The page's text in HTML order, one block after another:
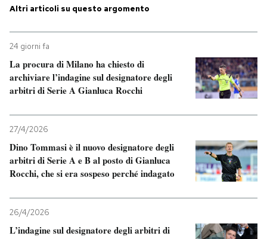
Economia
PODCAST
NEWSLETTER
I MIEI PREFERITI
SHOP
CALENDARIO
Altri articoli su questo argomento
24 giorni fa
La procura di Milano ha chiesto di
archiviare l’indagine sul designatore degli
arbitri di Serie A Gianluca Rocchi
27/4/2026
Dino Tommasi è il nuovo designatore degli
arbitri di Serie A e B al posto di Gianluca
Rocchi, che si era sospeso perché indagato
26/4/2026
L’indagine sul designatore degli arbitri di